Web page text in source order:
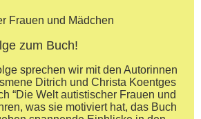
Frauen und Mädchen
zum Buch!
sprechen wir mit den Autorinnen
Ditrich und Christa Koentges
“Die Welt autistischer Frauen und
was sie motiviert hat, das Buch